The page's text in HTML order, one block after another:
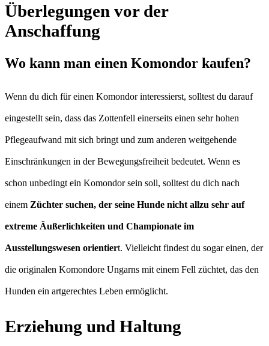
Überlegungen vor der
Anschaffung
Wo kann man einen Komondor kaufen?
Wenn du dich für einen Komondor interessierst, solltest du darauf
eingestellt sein, dass das Zottenfell einerseits einen sehr hohen
Pflegeaufwand mit sich bringt und zum anderen weitgehende
Einschränkungen in der Bewegungsfreiheit bedeutet. Wenn es
schon unbedingt ein Komondor sein soll, solltest du dich nach
einem Züchter suchen, der seine Hunde nicht allzu sehr auf
extreme Äußerlichkeiten und Championate im
Ausstellungswesen orientiert. Vielleicht findest du sogar einen, der
die originalen Komondore Ungarns mit einem Fell züchtet, das den
Hunden ein artgerechtes Leben ermöglicht.
Erziehung und Haltung